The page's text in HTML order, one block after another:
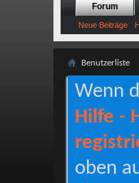
Forum
Neue Beiträge
Benutzerliste
Wenn
Hilfe -
oben